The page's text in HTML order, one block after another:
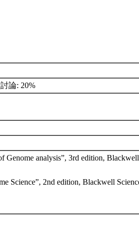
論: 20%
Genome analysis”, 3rd edition, Blackwell
Science”, 2nd edition, Blackwell